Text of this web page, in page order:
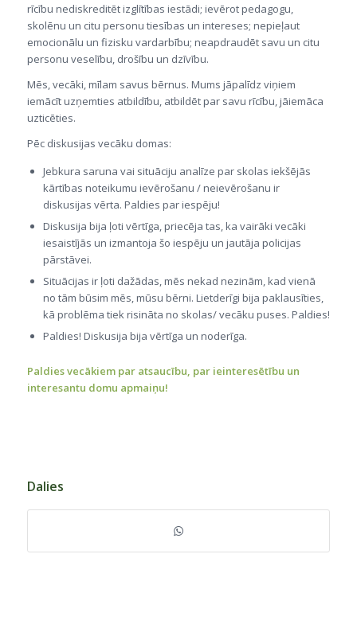
rīcību nediskreditēt izglītības iestādi; ievērot pedagogu,
skolēnu un citu personu tiesības un intereses; nepieļaut
emocionālu un fizisku vardarbību; neapdraudēt savu un citu
personu veselību, drošību un dzīvību.
Mēs, vecāki, mīlam savus bērnus. Mums jāpalīdz viņiem
iemācīt uzņemties atbildību, atbildēt par savu rīcību, jāiemāca
uzticēties.
Pēc diskusijas vecāku domas:
Jebkura saruna vai situāciju analīze par skolas iekšējās
kārtības noteikumu ievērošanu / neievērošanu ir
diskusijas vērta. Paldies par iespēju!
Diskusija bija ļoti vērtīga, priecēja tas, ka vairāki vecāki
iesaistījās un izmantoja šo iespēju un jautāja policijas
pārstāvei.
Situācijas ir ļoti dažādas, mēs nekad nezinām, kad vienā
no tām būsim mēs, mūsu bērni. Lietderīgi bija paklausīties,
kā problēma tiek risināta no skolas/ vecāku puses. Paldies!
Paldies! Diskusija bija vērtīga un noderīga.
Paldies vecākiem par atsaucību, par ieinteresētību un
interesantu domu apmaiņu!
Dalies